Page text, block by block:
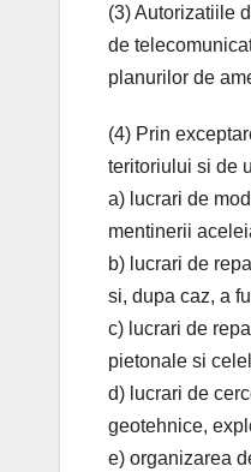
(3) Autorizatiile
de
planurilor de
(4) Prin
teritoriului si de
a) lucrari de
mentinerii
b) lucrari de
si, dupa caz, a
c) lucrari de
pietonale si
d) lucrari de
geotehnice,
e) organizarea